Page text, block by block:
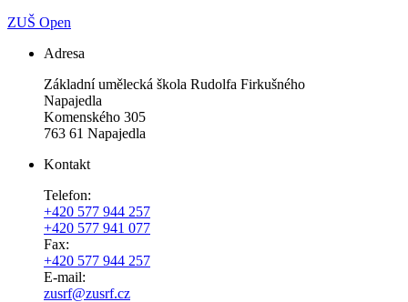
ZUŠ Open
Adresa
Základní umělecká škola Rudolfa Firkušného
Napajedla
Komenského 305
763 61 Napajedla
Kontakt
Telefon:
+420 577 944 257
+420 577 941 077
Fax:
+420 577 944 257
E-mail:
zusrf@zusrf.cz